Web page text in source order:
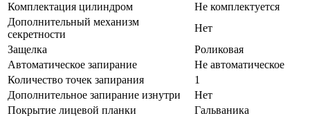
Комплектация цилиндром
Не комплектуется
Дополнительный механизм
секретности
Нет
Защелка
Роликовая
Автоматическое запирание
Не автоматическое
Количество точек запирания
1
Дополнительное запирание изнутри
Нет
Покрытие лицевой планки
Гальваника